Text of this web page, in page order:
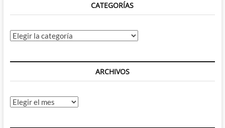
CATEGORÍAS
Categorías
ARCHIVOS
Archivos